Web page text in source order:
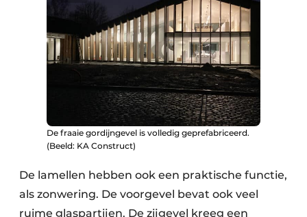
De fraaie gordijngevel is volledig geprefabriceerd.
(Beeld: KA Construct)
De lamellen hebben ook een praktische functie,
als zonwering. De voorgevel bevat ook veel
ruime glaspartijen. De zijgevel kreeg een